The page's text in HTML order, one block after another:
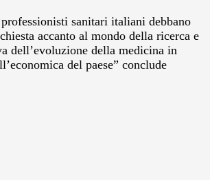
sanitari italiani debbano
accanto al mondo della ricerca e
dell’evoluzione della medicina in
del paese” conclude